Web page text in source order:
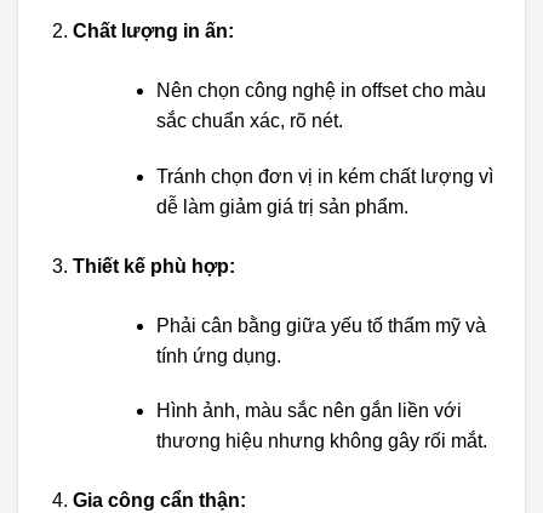
Chất lượng in ấn:
Nên chọn công nghệ in offset cho màu
sắc chuẩn xác, rõ nét.
Tránh chọn đơn vị in kém chất lượng vì
dễ làm giảm giá trị sản phẩm.
Thiết kế phù hợp:
Phải cân bằng giữa yếu tố thẩm mỹ và
tính ứng dụng.
Hình ảnh, màu sắc nên gắn liền với
thương hiệu nhưng không gây rối mắt.
Gia công cẩn thận: